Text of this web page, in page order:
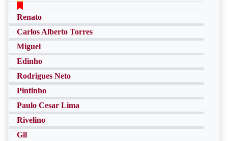
Renato
Carlos Alberto Torres
Miguel
Edinho
Rodrigues Neto
Pintinho
Paulo Cesar Lima
Rivelino
Gil